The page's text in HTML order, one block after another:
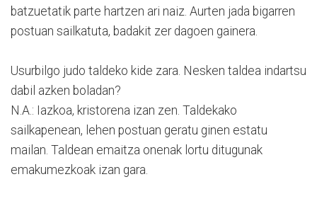
batzuetatik parte hartzen ari naiz. Aurten jada bigarren
postuan sailkatuta, badakit zer dagoen gainera.
Usurbilgo judo taldeko kide zara. Nesken taldea indartsu
dabil azken boladan?
N.A.: Iazkoa, kristorena izan zen. Taldekako
sailkapenean, lehen postuan geratu ginen estatu
mailan. Taldean emaitza onenak lortu ditugunak
emakumezkoak izan gara.